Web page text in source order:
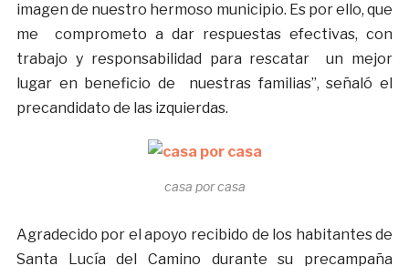
imagen de nuestro hermoso municipio. Es por ello, que
me comprometo a dar respuestas efectivas, con
trabajo y responsabilidad para rescatar un mejor
lugar en beneficio de nuestras familias”, señaló el
precandidato de las izquierdas.
casa por casa
Agradecido por el apoyo recibido de los habitantes de
Santa Lucía del Camino durante su precampaña